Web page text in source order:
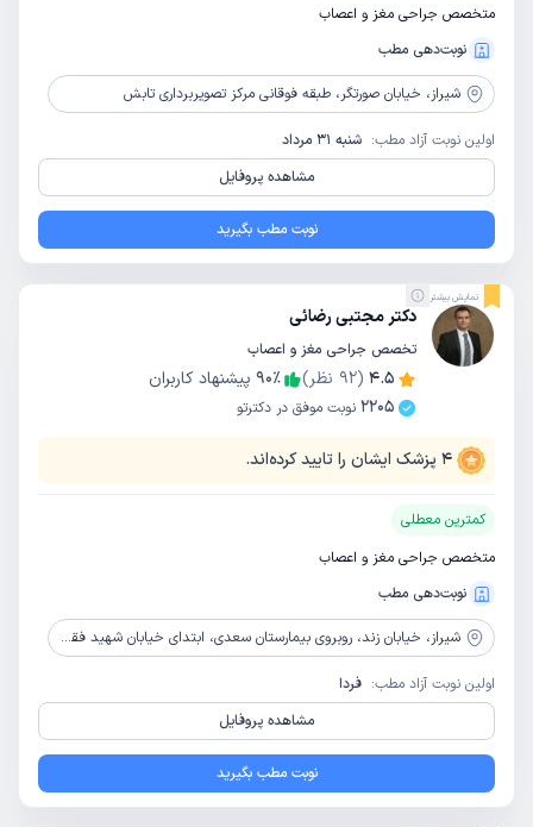
متخصص جراحی مغز و اعصاب
نوبت‌دهی مطب
شیراز، خیابان صورتگر، طبقه فوقانی مرکز تصویربرداری تابش
اولین نوبت آزاد مطب: شنبه 31 مرداد
مشاهده پروفایل
نوبت مطب بگیرید
نمایش بیشتر
دکتر مجتبی رضائی
تخصص جراحی مغز و اعصاب
4.5
(
92 نظر) 90٪
پیشنهاد کاربران
2205 نوبت موفق در دکترتو
4 پزشک ایشان را تایید کرده‌اند.
کمترین معطلی
متخصص جراحی مغز و اعصاب
نوبت‌دهی مطب
شیراز، خیابان زند، روبروی بیمارستان سعدی، ابتدای خیابان شهید فقیهی( صورتگر)، مجتمع پزشکی کیمیا، طبقه 3، واحد 3
اولین نوبت آزاد مطب: فردا
مشاهده پروفایل
نوبت مطب بگیرید